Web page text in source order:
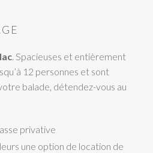
. Spacieuses et entièrement
12 personnes et sont
balade, détendez-vous au
privative
une option de location de